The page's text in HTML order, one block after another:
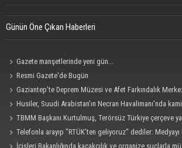
Günün Öne Çıkan Haberleri
Gazete manşetlerinde yeni gün...
Resmi Gazete'de Bugün
Gaziantep'te Deprem Müzesi ve Afet Farkındalık
protokolü imzalandı
Husiler, Suudi Arabistan'ın Necran Havalimanı'nda
bir hedefi" vurduklarını açıkladı
TBMM Başkanı Kurtulmuş, Terörsüz Türkiye çerçeve
Telefonla arayıp "RTÜK'ten geliyoruz" dediler: Medyayı
tuzak ifşa oldu
İçişleri Bakanlığında kaçakçılık ve organize suçlarla